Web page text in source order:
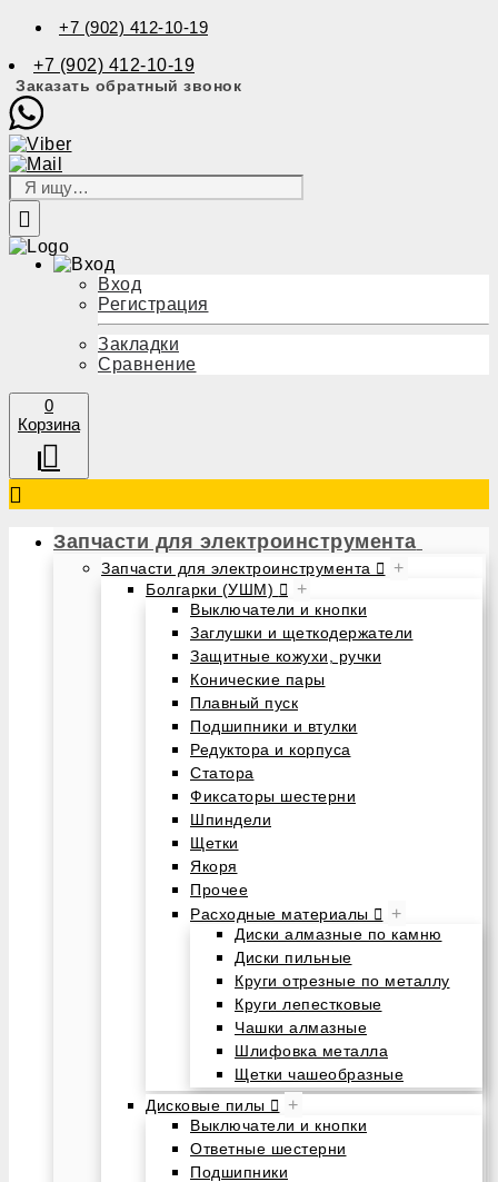
+7 (902) 412-10-19
+7 (902) 412-10-19
Заказать обратный звонок
Вход
Регистрация
Закладки
Сравнение
0
Корзина
Запчасти для электроинструмента
Запчасти для электроинструмента +
Болгарки (УШМ) +
Выключатели и кнопки
Заглушки и щеткодержатели
Защитные кожухи, ручки
Конические пары
Плавный пуск
Подшипники и втулки
Редуктора и корпуса
Статора
Фиксаторы шестерни
Шпиндели
Щетки
Якоря
Прочее
Расходные материалы
+
Диски алмазные по камню
Диски пильные
Круги отрезные по металлу
Круги лепестковые
Чашки алмазные
Шлифовка металла
Щетки чашеобразные
Дисковые пилы
+
Выключатели и кнопки
Ответные шестерни
Подшипники